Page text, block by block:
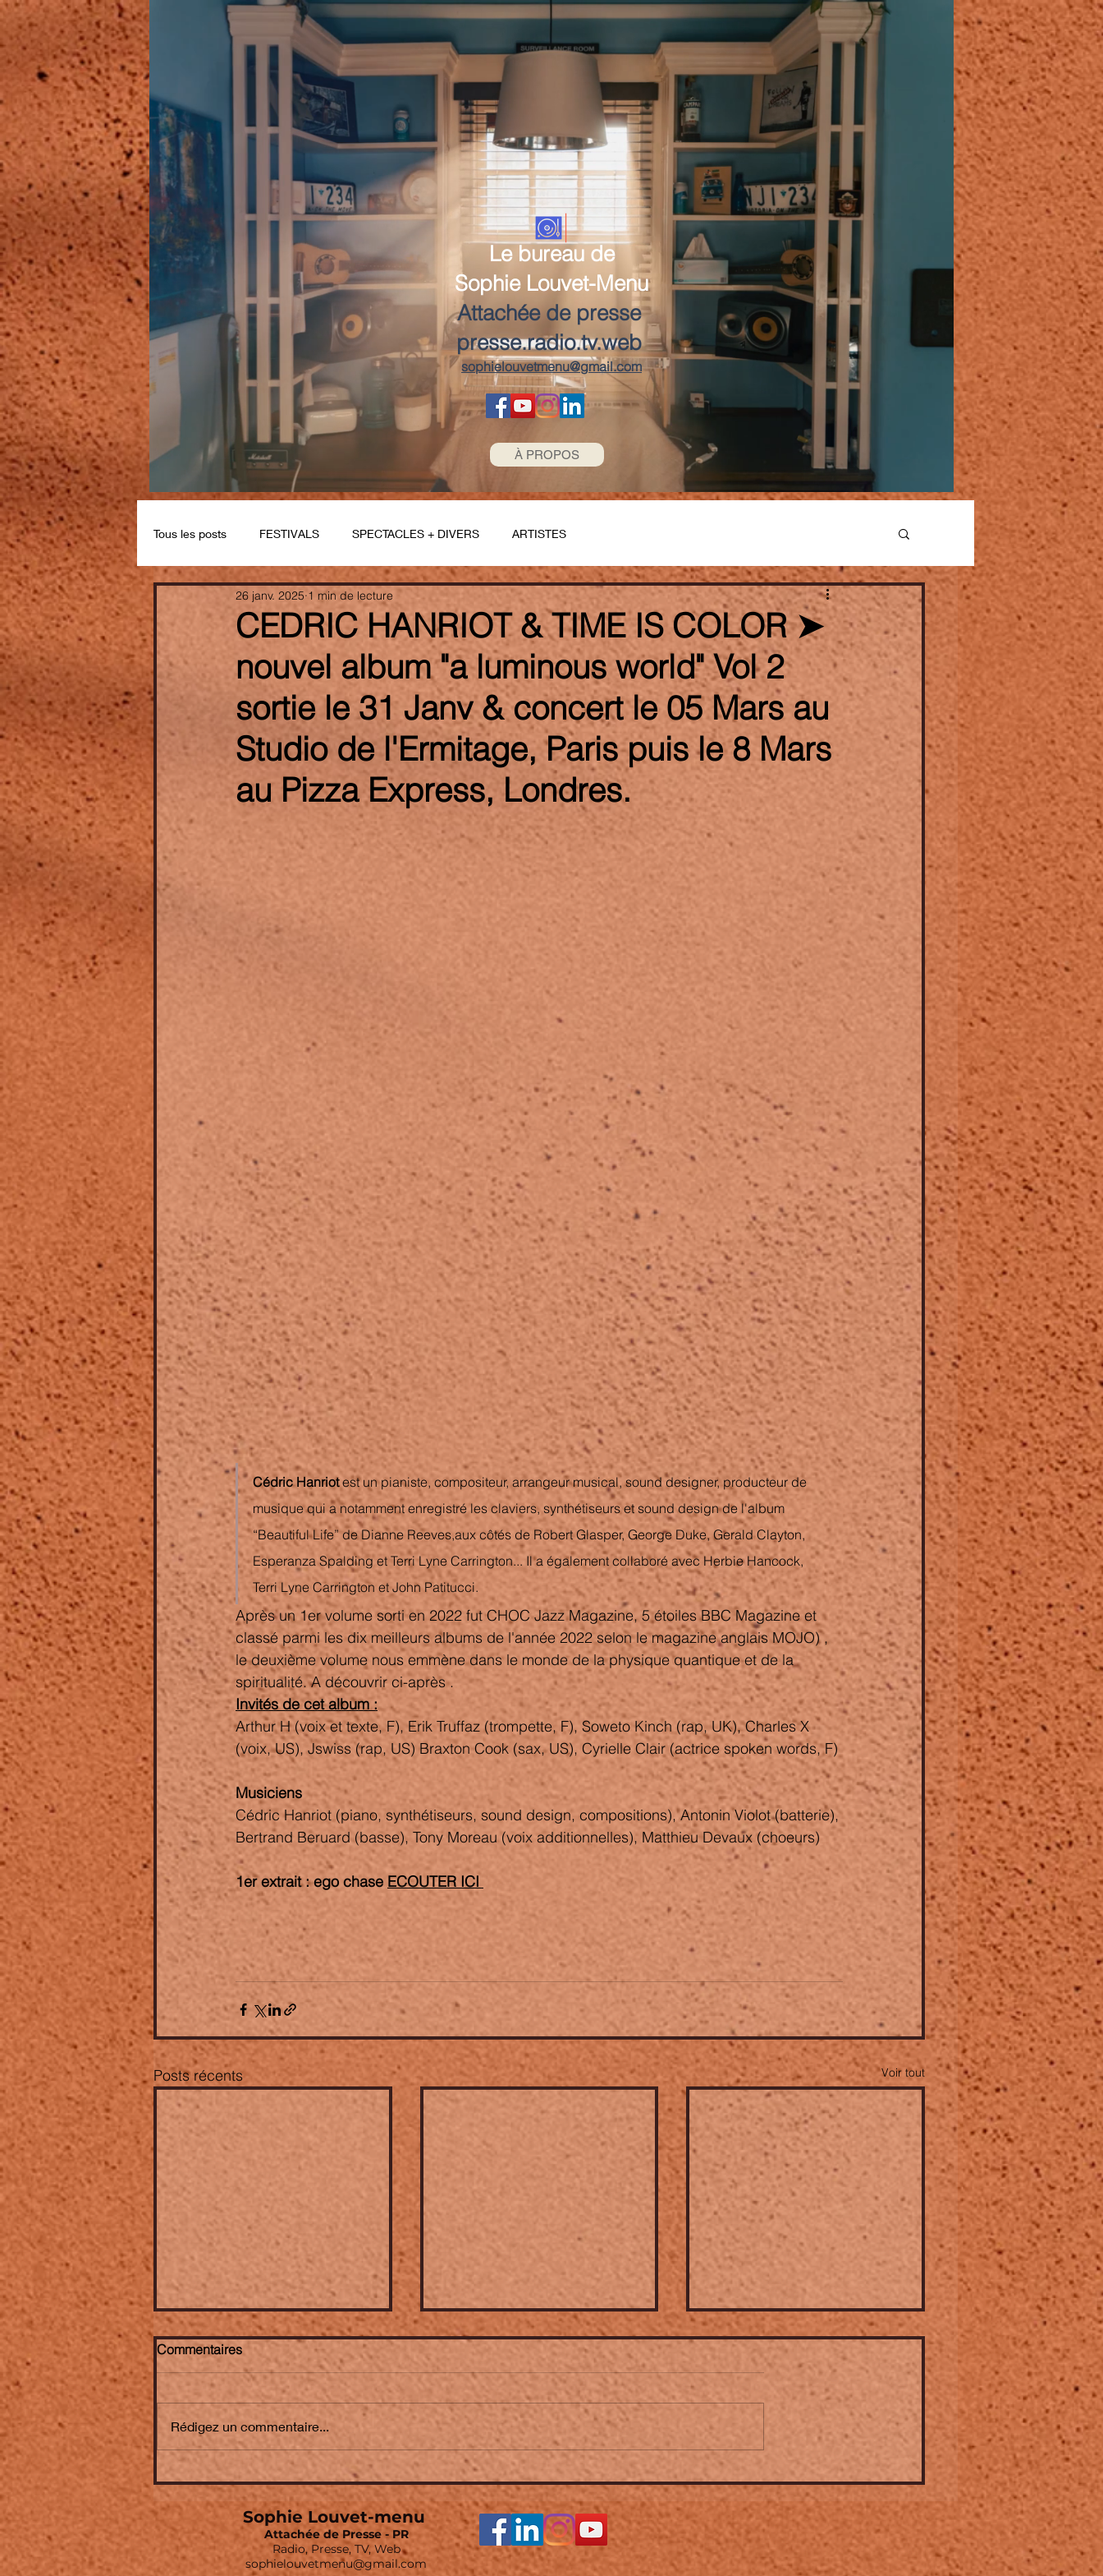
Le bureau de
Sophie Louvet-Menu
Attachée de presse
presse.radio.tv.web
sophielouvetmenu@gmail.com
À PROPOS
Tous les posts FESTIVALS SPECTACLES + DIVERS ARTISTES
CEDRIC HANRIOT & TIME IS COLOR ➤
nouvel album "a luminous world" Vol 2
sortie le 31 Janv & concert le 05 Mars au
Studio de l'Ermitage, Paris puis le 8 Mars
au Pizza Express, Londres.
26 janv. 2025 1 min de lecture
Cédric Hanriot est un pianiste, compositeur, arrangeur musical, sound designer, producteur de
musique qui a notamment enregistré les claviers, synthétiseurs et sound design de l'album
“Beautiful Life” de Dianne Reeves,aux côtés de Robert Glasper, George Duke, Gerald Clayton,
Esperanza Spalding et Terri Lyne Carrington... Il a également collaboré avec Herbie Hancock,
Terri Lyne Carrington et John Patitucci.
Après un 1er volume sorti en 2022 fut CHOC Jazz Magazine, 5 étoiles BBC Magazine et
classé parmi les dix meilleurs albums de l'année 2022 selon le magazine anglais MOJO) ,
le deuxième volume nous emmène dans le monde de la physique quantique et de la
spiritualité. A découvrir ci-après .
Invités de cet album :
Arthur H (voix et texte, F), Erik Truffaz (trompette, F), Soweto Kinch (rap, UK), Charles X
(voix, US), Jswiss (rap, US) Braxton Cook (sax, US), Cyrielle Clair (actrice spoken words, F)
Musiciens
Cédric Hanriot (piano, synthétiseurs, sound design, compositions), Antonin Violot (batterie),
Bertrand Beruard (basse), Tony Moreau (voix additionnelles), Matthieu Devaux (choeurs)
1er extrait : ego chase ECOUTER ICI
Posts récents Voir tout
Michel Portal ➤ "Quelques
notes sur la liberté" - un film
& un album . Ultime
témoignage d'un des géants
du jazz .
Amandine Habib ➤ nouvel
album "Tressages" avec
Raphaël Imbert , Eric- Maria
Couturier , Théo Ould , Jean-
Luc Di Fraya. Là où le jazz &
le classique s'entrelacent.
Festival Jazz à la petite
France ➤ du 10 au12 juillet à
Strasbourg avec OCTA-
Séverine Morlin - Malik Ziad -
Klar Welter - Sophie Alour-
Lara Issa- Léonie -
Commentaires
Rédigez un commentaire...
Sophie Louvet-menu
Attachée de Presse - PR
Radio, Presse, TV, Web
sophielouvetmenu@gmail.com